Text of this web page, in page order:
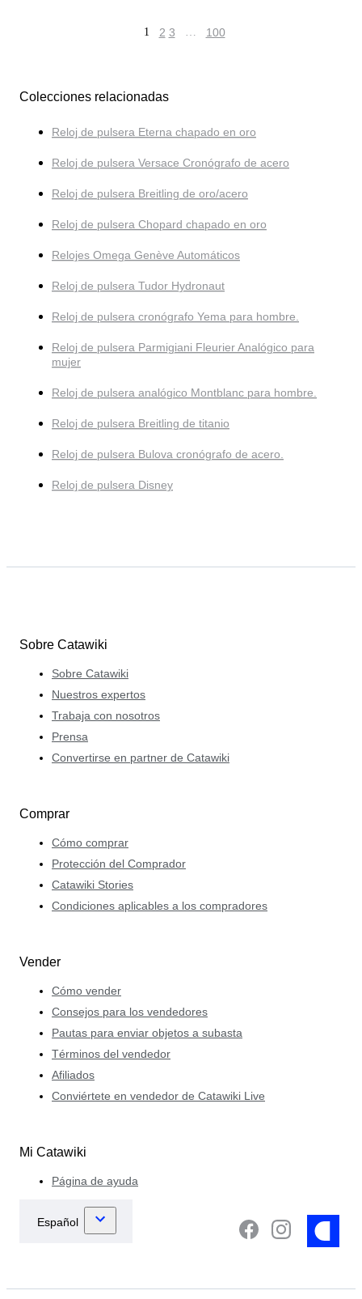
1 2 3 … 100
Colecciones relacionadas
Reloj de pulsera Eterna chapado en oro
Reloj de pulsera Versace Cronógrafo de acero
Reloj de pulsera Breitling de oro/acero
Reloj de pulsera Chopard chapado en oro
Relojes Omega Genève Automáticos
Reloj de pulsera Tudor Hydronaut
Reloj de pulsera cronógrafo Yema para hombre.
Reloj de pulsera Parmigiani Fleurier Analógico para
mujer
Reloj de pulsera analógico Montblanc para hombre.
Reloj de pulsera Breitling de titanio
Reloj de pulsera Bulova cronógrafo de acero.
Reloj de pulsera Disney
Sobre Catawiki
Sobre Catawiki
Nuestros expertos
Trabaja con nosotros
Prensa
Convertirse en partner de Catawiki
Comprar
Cómo comprar
Protección del Comprador
Catawiki Stories
Condiciones aplicables a los compradores
Vender
Cómo vender
Consejos para los vendedores
Pautas para enviar objetos a subasta
Términos del vendedor
Afiliados
Conviértete en vendedor de Catawiki Live
Mi Catawiki
Página de ayuda